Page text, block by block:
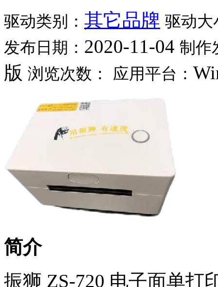
驱动类别： 其它品牌 驱动大
发布日期： 2020-11-04 制作
版 浏览次数： 应用平台：
简介
振狮 ZS-720 电子面单打